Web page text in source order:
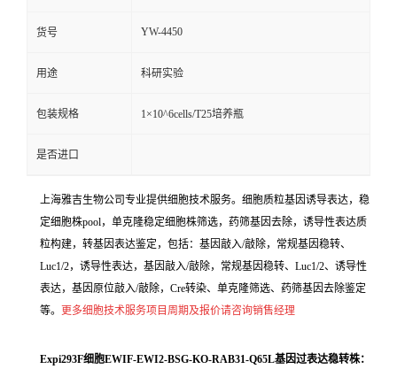
货号 YW-4450
用途 科研实验
包装规格 1×10^6cells/T25培养瓶
是否进口
上海雅吉生物公司专业提供细胞技术服务。细胞质粒基因诱导表达，稳
定细胞株pool，单克隆稳定细胞株筛选，药筛基因去除，诱导性表达质
粒构建，转基因表达鉴定，包括：基因敲入/敲除，常规基因稳转、
Luc1/2，诱导性表达，基因敲入/敲除，常规基因稳转、Luc1/2、诱导性
表达，基因原位敲入/敲除，Cre转染、单克隆筛选、药筛基因去除鉴定
等。 更多细胞技术服务项目周期及报价请咨询销售经理
Expi293F细胞EWIF-EWI2-BSG-KO-RAB31-Q65L基因过表达稳转株：